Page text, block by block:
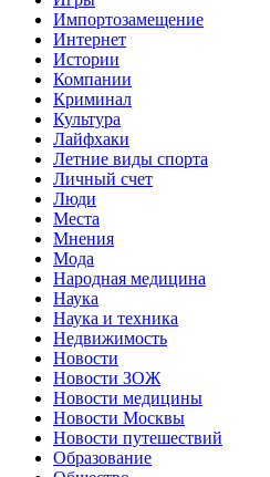
Импортозамещение
Интернет
Истории
Компании
Криминал
Культура
Лайфхаки
Летние виды спорта
Личный счет
Люди
Места
Мнения
Мода
Народная медицина
Наука
Наука и техника
Недвижимость
Новости
Новости ЗОЖ
Новости медицины
Новости Москвы
Новости путешествий
Образование